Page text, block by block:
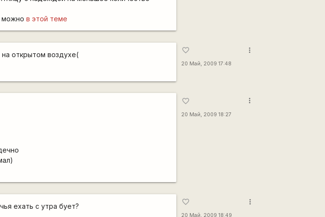
можнов этой теме
на открытом воздухе(
favorite_border
20 Май, 2009 17:48
more_vert
favorite_border
20 Май, 2009 18:27
more_vert
ехать с утра бует?
favorite_border
20 Май, 2009 18:49
more_vert